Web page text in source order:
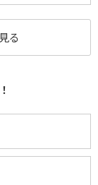
る